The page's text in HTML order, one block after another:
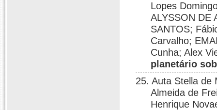
Lopes
ALYSSON DE
SANTOS;
Carvalho;
Cunha; Alex
planetário
25. Auta Stella de
Almeida de
Henrique